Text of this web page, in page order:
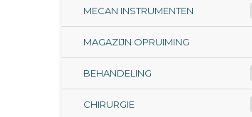
MECAN INSTRUMENTEN
MAGAZIJN OPRUIMING
BEHANDELING
CHIRURGIE